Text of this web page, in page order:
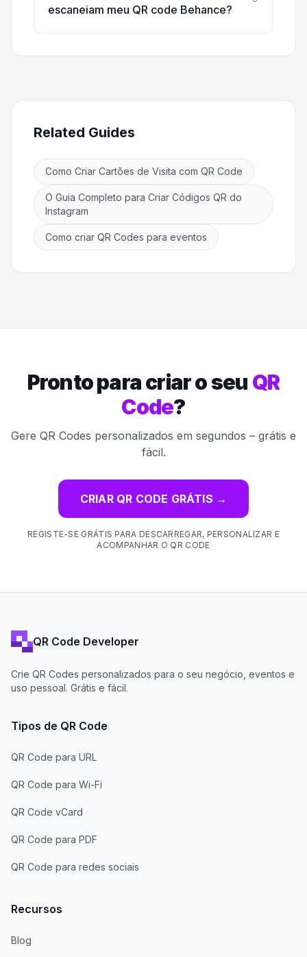
escaneiam meu QR code Behance?
Related Guides
Como Criar Cartões de Visita com QR Code
O Guia Completo para Criar Códigos QR do
Instagram
Como criar QR Codes para eventos
Pronto para criar o seu QR
Code?
Gere QR Codes personalizados em segundos – grátis e
fácil.
CRIAR QR CODE GRÁTIS →
REGISTE-SE GRÁTIS PARA DESCARREGAR, PERSONALIZAR E
ACOMPANHAR O QR CODE
QR Code Developer
Crie QR Codes personalizados para o seu negócio, eventos e
uso pessoal. Grátis e fácil.
Tipos de QR Code
QR Code para URL
QR Code para Wi-Fi
QR Code vCard
QR Code para PDF
QR Code para redes sociais
Recursos
Blog